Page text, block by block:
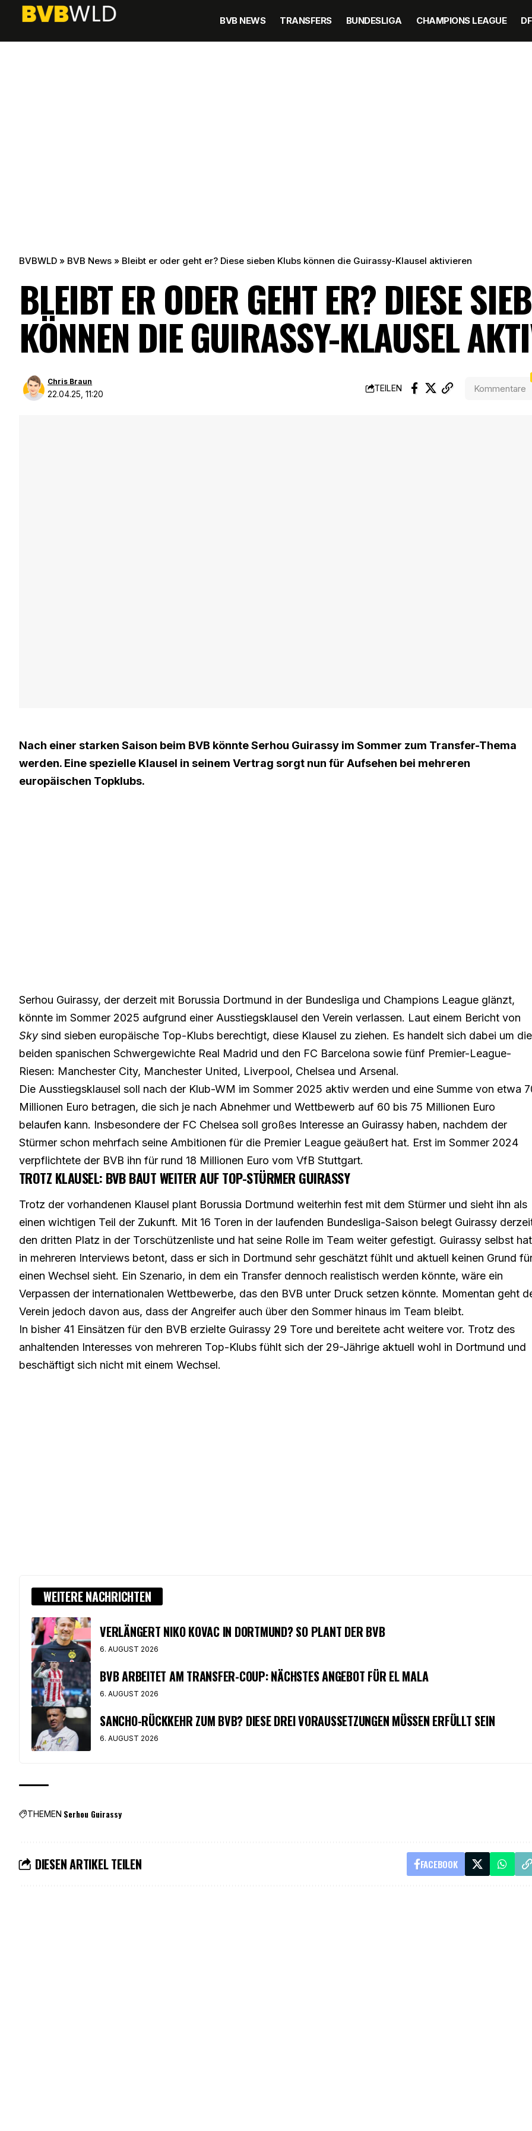
BVB NEWS TRANSFERS BUNDESLIGA CHAMPIONS LEAGUE
BVBWLD » BVB News » Bleibt er oder geht er? Diese sieben Klubs können die Guirassy-Klausel aktivieren
BLEIBT ER ODER GEHT ER? DIESE
KÖNNEN DIE GUIRASSY-KLAUSEL
22.04.25, 11:20
Chris Braun
TEILEN Kommentare
Nach einer starken Saison beim BVB könnte Serhou Guirassy im Sommer zum Transfer-Thema
werden. Eine spezielle Klausel in seinem Vertrag sorgt nun für Aufsehen bei mehreren
europäischen Topklubs.
Serhou Guirassy, der derzeit mit Borussia Dortmund in der Bundesliga und Champions League glänzt,
könnte im Sommer 2025 aufgrund einer Ausstiegsklausel den Verein verlassen. Laut einem Bericht von
Skysind sieben europäische Top-Klubs berechtigt, diese Klausel zu ziehen. Es handelt sich dabei um die
beiden spanischen Schwergewichte Real Madrid und den FC Barcelona sowie fünf Premier-League-
Riesen: Manchester City, Manchester United, Liverpool, Chelsea und Arsenal.
Die Ausstiegsklausel soll nach der Klub-WM im Sommer 2025 aktiv werden und eine Summe von etwa
Millionen Euro betragen, die sich je nach Abnehmer und Wettbewerb auf 60 bis 75 Millionen Euro
belaufen kann. Insbesondere der FC Chelsea soll großes Interesse an Guirassy haben, nachdem der
Stürmer schon mehrfach seine Ambitionen für die Premier League geäußert hat. Erst im Sommer 2024
verpflichtete der BVB ihn für rund 18 Millionen Euro vom VfB Stuttgart.
TROTZ KLAUSEL: BVB BAUT WEITER AUF TOP-STÜRMER GUIRASSY
Trotz der vorhandenen Klausel plant Borussia Dortmund weiterhin fest mit dem Stürmer und sieht ihn als
einen wichtigen Teil der Zukunft. Mit 16 Toren in der laufenden Bundesliga-Saison belegt Guirassy
den dritten Platz in der Torschützenliste und hat seine Rolle im Team weiter gefestigt. Guirassy selbst hat
in mehreren Interviews betont, dass er sich in Dortmund sehr geschätzt fühlt und aktuell keinen Grund
einen Wechsel sieht. Ein Szenario, in dem ein Transfer dennoch realistisch werden könnte, wäre ein
Verpassen der internationalen Wettbewerbe, das den BVB unter Druck setzen könnte. Momentan geht
Verein jedoch davon aus, dass der Angreifer auch über den Sommer hinaus im Team bleibt.
In bisher 41 Einsätzen für den BVB erzielte Guirassy 29 Tore und bereitete acht weitere vor. Trotz des
anhaltenden Interesses von mehreren Top-Klubs fühlt sich der 29-Jährige aktuell wohl in Dortmund und
beschäftigt sich nicht mit einem Wechsel.
WEITERE NACHRICHTEN
VERLÄNGERT NIKO KOVAC IN DORTMUND? SO PLANT DER BVB
6. AUGUST 2026
BVB ARBEITET AM TRANSFER-COUP: NÄCHSTES ANGEBOT FÜR EL MALA
6. AUGUST 2026
SANCHO-RÜCKKEHR ZUM BVB? DIESE DREI VORAUSSETZUNGEN MÜSSEN ERFÜLLT SEIN
6. AUGUST 2026
THEMEN Serhou Guirassy
DIESEN ARTIKEL TEILEN FACEBOOK